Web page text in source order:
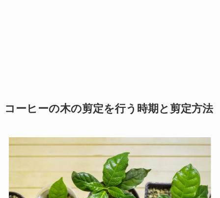
コーヒーの木の剪定を行う時期と剪定方法